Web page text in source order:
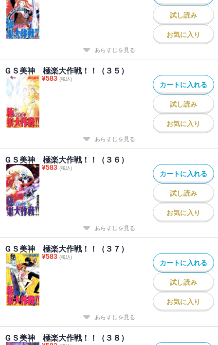
試し読み
お気に入り
あらすじを見る
ＧＳ美神 極楽大作戦！！（３５）
¥583 (税込)
カートに入れる
試し読み
お気に入り
あらすじを見る
ＧＳ美神 極楽大作戦！！（３６）
¥583 (税込)
カートに入れる
試し読み
お気に入り
あらすじを見る
ＧＳ美神 極楽大作戦！！（３７）
¥583 (税込)
カートに入れる
試し読み
お気に入り
あらすじを見る
ＧＳ美神 極楽大作戦！！（３８）